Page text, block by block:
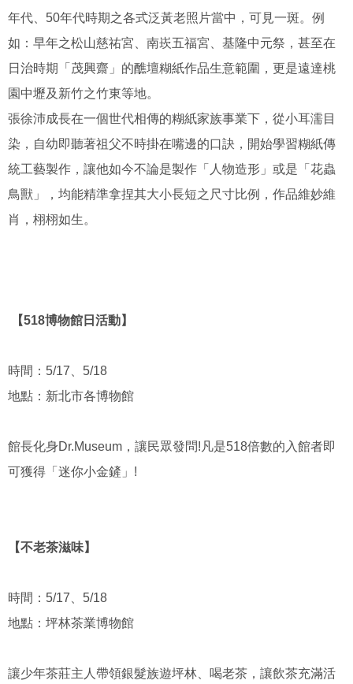
年代、50年代時期之各式泛黃老照片當中，可見一斑。例
如：早年之松山慈祐宮、南崁五福宮、基隆中元祭，甚至在
日治時期「茂興齋」的醮壇糊紙作品生意範圍，更是遠達桃
園中壢及新竹之竹東等地。
張徐沛成長在一個世代相傳的糊紙家族事業下，從小耳濡目
染，自幼即聽著祖父不時掛在嘴邊的口訣，開始學習糊紙傳
統工藝製作，讓他如今不論是製作「人物造形」或是「花蟲
鳥獸」，均能精準拿捏其大小長短之尺寸比例，作品維妙維
肖，栩栩如生。
【518博物館日活動】
時間：5/17、5/18
地點：新北市各博物館
館長化身Dr.Museum，讓民眾發問!凡是518倍數的入館者即
可獲得「迷你小金鏟」!
【不老茶滋味】
時間：5/17、5/18
地點：坪林茶業博物館
讓少年茶莊主人帶領銀髮族遊坪林、喝老茶，讓飲茶充滿活